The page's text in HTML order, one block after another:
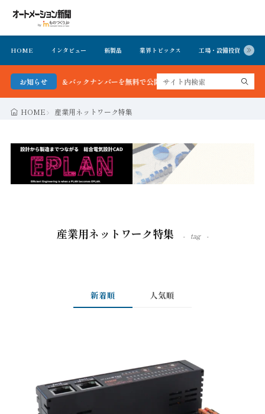
HOME インタビュー 新製品 業界トピックス 工場・設備投資
お知らせ
＆バックナンバーを無料で公開中 詳細はこちら
HOME 産業用ネットワーク特集
産業用ネットワーク特集 tag
新着順 人気順